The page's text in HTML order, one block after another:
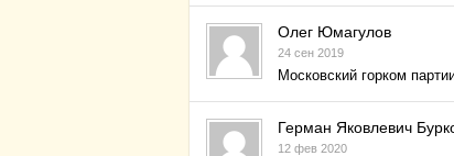
Олег Юмагулов
24 сен 2019
Московский горком
Герман Яковлевич
12 фев 2020